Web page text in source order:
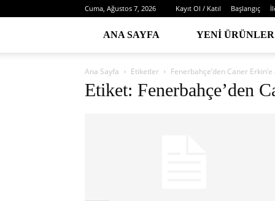
Cuma, Ağustos 7, 2026 Kayıt Ol / Katıl Başlangıç
ANA SAYFA YENI ÜRÜNLER
Ana Sayfa Etiketler Fenerbahçe’den Caner
Etiket: Fenerbahçe’den